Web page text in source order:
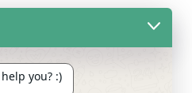
dữ liệu và phân bổ rủi ro
Toàn Bảo Mật Cao
Toàn Bảo Mật Cao
you? :)